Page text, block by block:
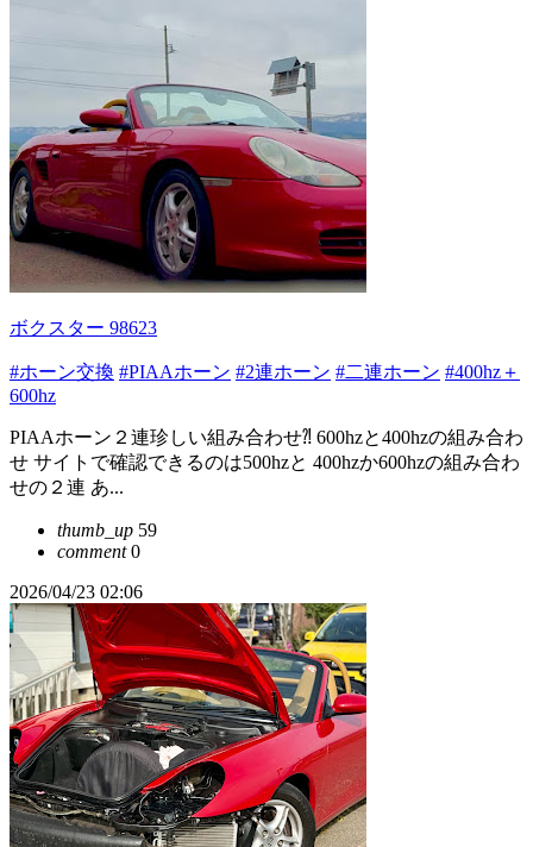
ボクスター 98623
#ホーン交換 #PIAAホーン #2連ホーン #二連ホーン #400hz＋
600hz
PIAAホーン２連珍しい組み合わせ⁈ 600hzと400hzの組み合わ
せ サイトで確認できるのは500hzと 400hzか600hzの組み合わ
せの２連 あ...
thumb_up 59
comment0
2026/04/23 02:06